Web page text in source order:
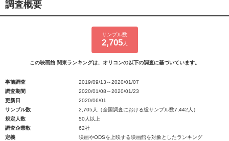
調査概要
サンプル数
2,705人
この映画館 関東ランキングは、オリコンの以下の調査に基づいています。
事前調査
2019/09/13～2020/01/07
調査期間
2020/01/08～2020/01/23
更新日
2020/06/01
サンプル数
2,705人（全国調査における総サンプル数7,442人）
規定人数
50人以上
調査企業数
62社
定義
映画やODSを上映する映画館を対象としたランキング